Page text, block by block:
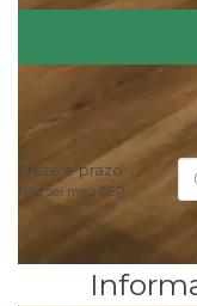
Frete e prazo:
Não sei meu CEP